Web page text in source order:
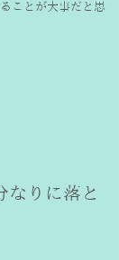
ことが大事だと思
なりに落と